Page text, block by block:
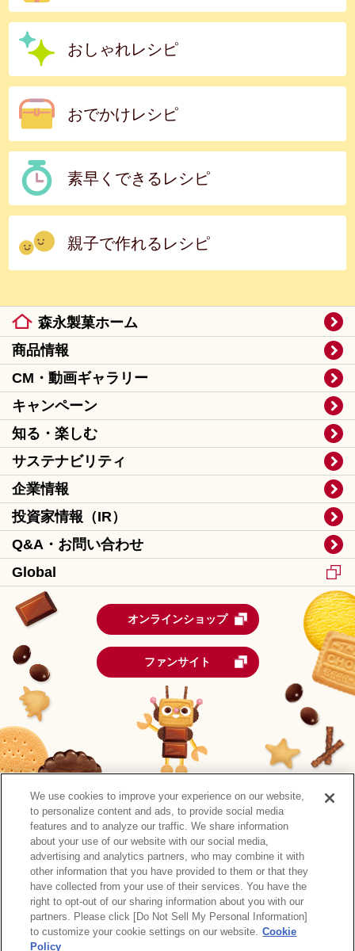
おしゃれレシピ
おでかけレシピ
素早くできるレシピ
親子で作れるレシピ
森永製菓ホーム
商品情報
CM・動画ギャラリー
キャンペーン
知る・楽しむ
サステナビリティ
企業情報
投資家情報（IR）
Q&A・お問い合わせ
Global
オンラインショップ
ファンサイト
森永製菓公式アカウント一覧
サイトマップ RSSの配信について
プライバシーポリシー
ウェブアクセシビリティ
ご利用規約 リンク
We use cookies to improve your experience on our website,
to personalize content and ads, to provide social media
features and to analyze our traffic. We share information
about your use of our website with our social media,
advertising and analytics partners, who may combine it with
other information that you have provided to them or that they
have collected from your use of their services. You have the
right to opt-out of our sharing information about you with our
partners. Please click [Do Not Sell My Personal Information]
to customize your cookie settings on our website. Cookie
Policy